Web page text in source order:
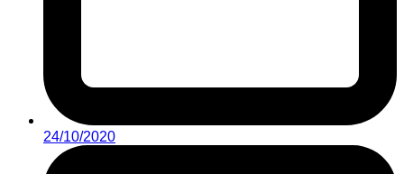
24/10/2020